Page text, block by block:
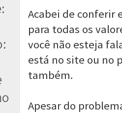
Acabei de conferir
para todas os
você não esteja
está no site ou no
também.
Apesar do